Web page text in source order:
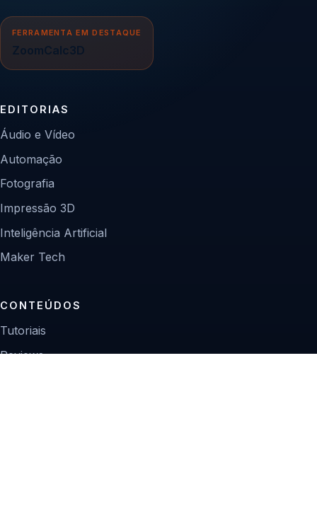
FERRAMENTA EM DESTAQUE
ZoomCalc3D
EDITORIAS
Áudio e Vídeo
Automação
Fotografia
Impressão 3D
Inteligência Artificial
Maker Tech
CONTEÚDOS
Tutoriais
Reviews